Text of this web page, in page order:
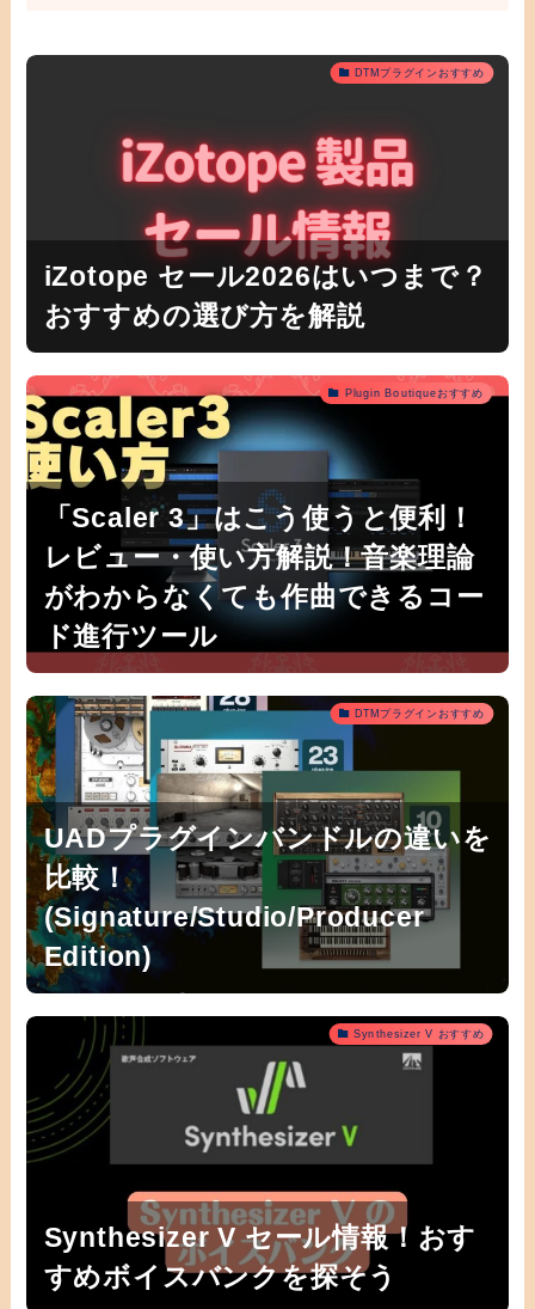
DTMプラグインおすすめ
iZotope セール2026はいつまで？
おすすめの選び方を解説
Plugin Boutiqueおすすめ
「Scaler 3」はこう使うと便利！
レビュー・使い方解説！音楽理論
がわからなくても作曲できるコー
ド進行ツール
DTMプラグインおすすめ
UADプラグインバンドルの違いを
比較！
(Signature/Studio/Producer
Edition)
Synthesizer V おすすめ
Synthesizer V セール情報！おす
すめボイスバンクを探そう